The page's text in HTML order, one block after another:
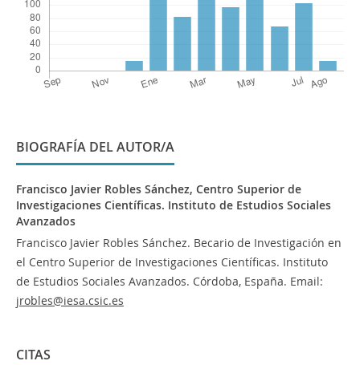
BIOGRAFÍA DEL AUTOR/A
Francisco Javier Robles Sánchez, Centro Superior de
Investigaciones Científicas. Instituto de Estudios Sociales
Avanzados
Francisco Javier Robles Sánchez. Becario de Investigación en
el Centro Superior de Investigaciones Científicas. Instituto
de Estudios Sociales Avanzados. Córdoba, España. Email:
jrobles@iesa.csic.es
CITAS